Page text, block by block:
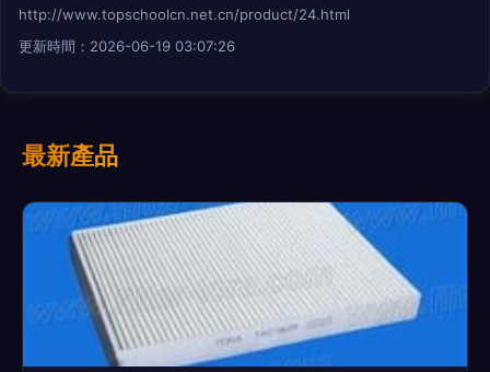
http://www.topschoolcn.net.cn/product/24.html
更新時間：2026-06-19 03:07:26
最新產品